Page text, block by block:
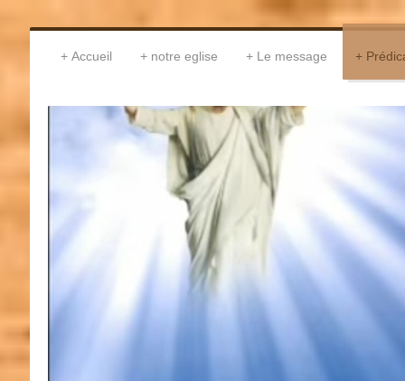
Accueil notre eglise Le message